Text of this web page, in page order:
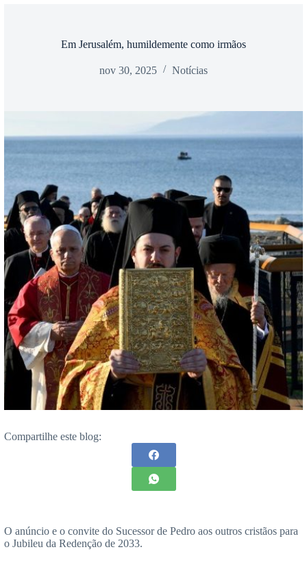
Em Jerusalém, humildemente como irmãos
nov 30, 2025 Notícias
Compartilhe este blog:
O anúncio e o convite do Sucessor de Pedro aos outros cristãos para
o Jubileu da Redenção de 2033.